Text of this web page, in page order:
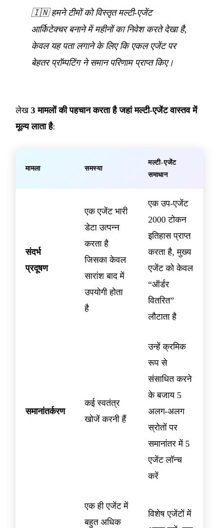
🇮🇳हमने टीमों को विस्तृत मल्टी-एजेंट
आर्किटेक्चर बनाने में महीनों का निवेश करते देखा है,
केवल यह पता लगाने के लिए कि एकल एजेंट पर
बेहतर प्रॉम्पटिंग ने समान परिणाम प्राप्त किए।
लेख 3 मामलों की पहचान करता है जहां मल्टी-एजेंट वास्तव में
मूल्य लाता है:
मामला समस्या
मल्टी-एजेंट
समाधान
संदर्भ
प्रदूषण
एक एजेंट भारी
डेटा उत्पन्न
करता है
जिसका केवल
सारांश बाद में
उपयोगी होता
है
एक उप-एजेंट
2000 टोकन
इतिहास प्राप्त
करता है, मुख्य
एजेंट को केवल
“ऑर्डर
वितरित”
लौटाता है
समानांतर्करण
कई स्वतंत्र
खोजें करनी हैं
उन्हें क्रमिक
रूप से
संसाधित करने
के बजाय 5
अलग-अलग
स्रोतों पर
समानांतर में 5
एजेंट लॉन्च
करें
एक ही एजेंट में
बहुत अधिक
विशेष एजेंटों में